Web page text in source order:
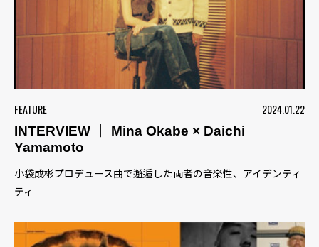
FEATURE
2024.01.22
INTERVIEW ｜ Mina Okabe × Daichi
Yamamoto
小袋成彬プロデュース曲で邂逅した両者の音楽性、アイデンティ
ティ